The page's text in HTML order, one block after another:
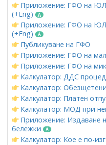
Приложение: ГФО на
(+Eng)
Приложение: ГФО на
(+Eng)
Публикуване на ГФО
Приложение: ГФО на
Приложение: ГФО на
Калкулатор: ДДС
Калкулатор:
Калкулатор: Платен
Калкулатор: МОД при
Приложение: Издаване
бележки
Калкулатор: Кое е по-